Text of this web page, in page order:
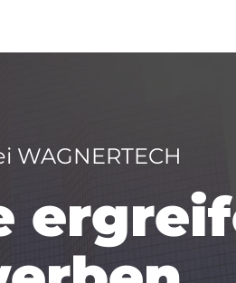
WAGNERTECH